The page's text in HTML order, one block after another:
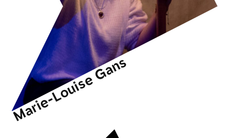
Marie-Louise Gans